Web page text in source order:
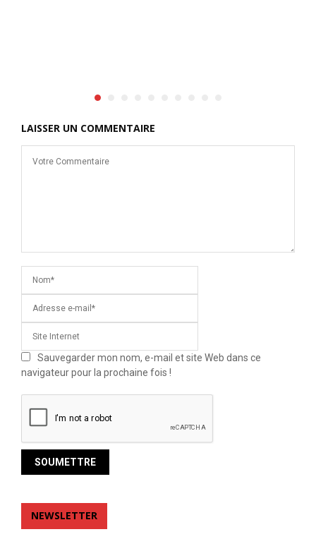
LAISSER UN COMMENTAIRE
Sauvegarder mon nom, e-mail et site Web dans ce
navigateur pour la prochaine fois !
NEWSLETTER